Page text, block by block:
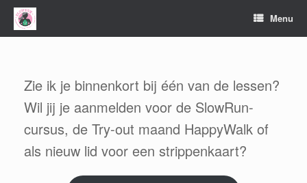
naar
Menu
Zie ik je binnenkort bij één van de lessen?
Wil jij je aanmelden voor de SlowRun-
cursus, de Try-out maand HappyWalk of
als nieuw lid voor een strippenkaart?